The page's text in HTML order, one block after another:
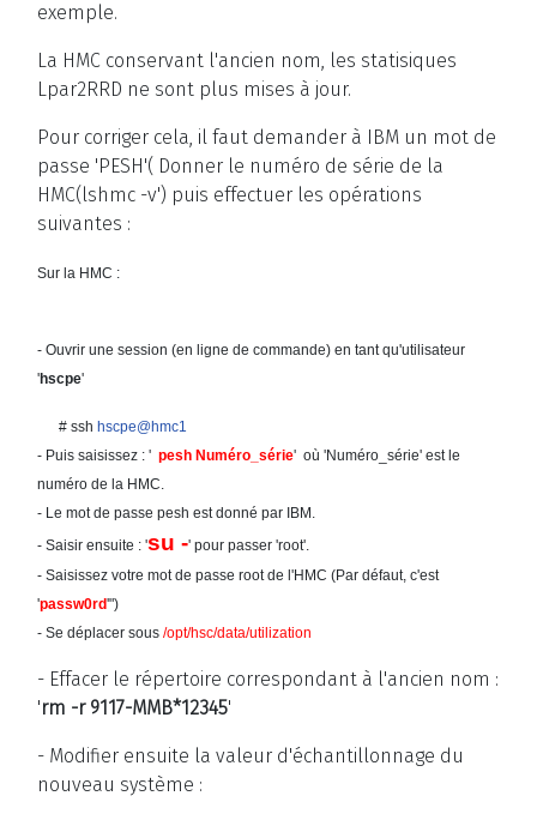
exemple.
La HMC conservant l'ancien nom, les statisiques
Lpar2RRD ne sont plus mises à jour.
Pour corriger cela, il faut demander à IBM un mot de
passe 'PESH'( Donner le numéro de série de la
HMC(lshmc -v') puis effectuer les opérations
suivantes :
Sur la HMC :
- Ouvrir une session (en ligne de commande) en tant qu'utilisateur
'hscpe'
# ssh hscpe@hmc1
- Puis saisissez : ' pesh Numéro_série' où 'Numéro_série' est le
numéro de la HMC.
- Le mot de passe pesh est donné par IBM.
- Saisir ensuite : 'su -' pour passer 'root'.
- Saisissez votre mot de passe root de l'HMC (Par défaut, c'est
'passw0rd'")
- Se déplacer sous /opt/hsc/data/utilization
- Effacer le répertoire correspondant à l'ancien nom :
'rm -r 9117-MMB*12345'
- Modifier ensuite la valeur d'échantillonnage du
nouveau système :